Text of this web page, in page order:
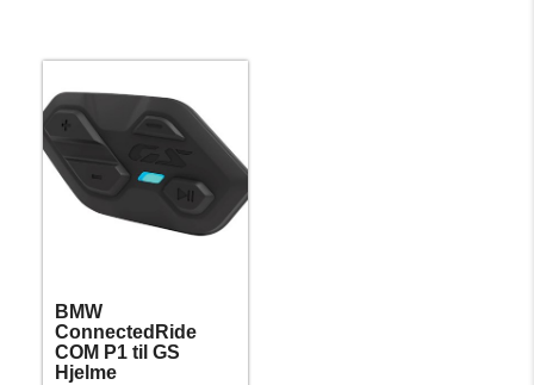
BMW
ConnectedRide
COM P1 til GS
Hjelme